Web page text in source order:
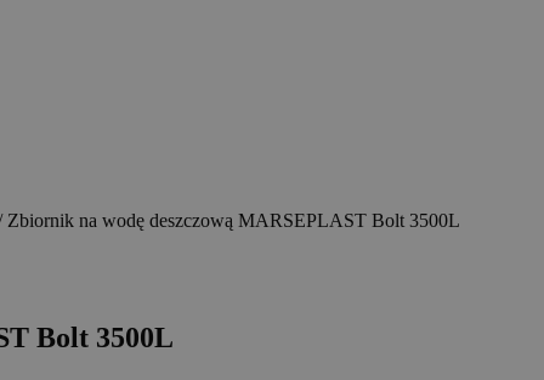
na wodę deszczową MARSEPLAST Bolt 3500L
Bolt 3500L